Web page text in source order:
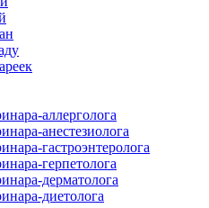
аллерголога
анестезиолога
гастроэнтеролога
герпетолога
дерматолога
диетолога